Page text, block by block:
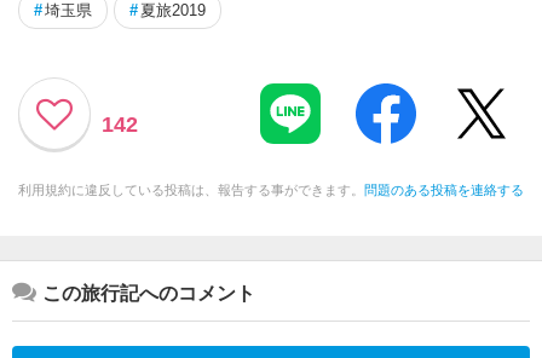
#埼玉県 # 夏旅2019
142
利用規約に違反している投稿は、報告する事ができます。 問題のある投稿を連絡する
この旅行記へのコメント